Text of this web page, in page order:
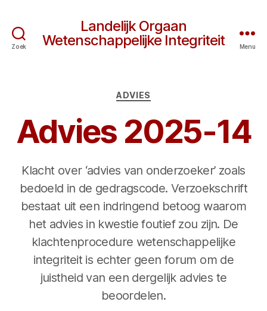
Zoek
Landelijk Orgaan
Wetenschappelijke Integriteit
Menu
Categorieën
ADVIES
Advies 2025-14
Klacht over ‘advies van onderzoeker’ zoals
bedoeld in de gedragscode. Verzoekschrift
bestaat uit een indringend betoog waarom
het advies in kwestie foutief zou zijn. De
klachtenprocedure wetenschappelijke
integriteit is echter geen forum om de
juistheid van een dergelijk advies te
beoordelen.